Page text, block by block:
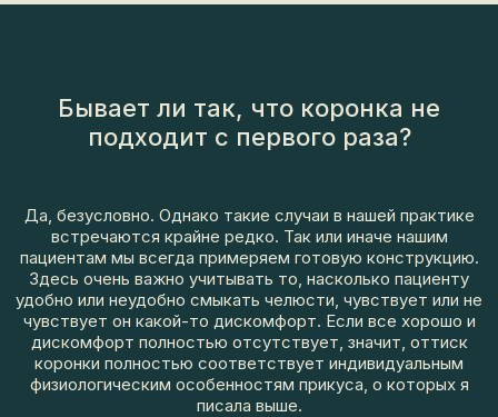
Бывает ли так, что коронка не
подходит с первого раза?
Да, безусловно. Однако такие случаи в нашей практике
встречаются крайне редко. Так или иначе нашим
пациентам мы всегда примеряем готовую конструкцию.
Здесь очень важно учитывать то, насколько пациенту
удобно или неудобно смыкать челюсти, чувствует или не
чувствует он какой-то дискомфорт. Если все хорошо и
дискомфорт полностью отсутствует, значит, оттиск
коронки полностью соответствует индивидуальным
физиологическим особенностям прикуса, о которых я
писала выше.